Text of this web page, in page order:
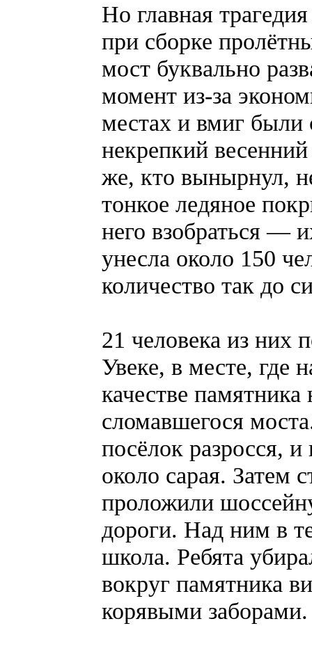
Но главная
при сборке
мост буквально
момент из-за
местах и вмиг
некрепкий
же, кто вынырнул,
тонкое ледяное
него взобраться —
унесла около 150
количество так до
21 человека из них
Увеке, в месте, где
качестве
сломавшегося
посёлок разросся,
около сарая. Затем
проложили
дороги. Над ним в
школа. Ребята
вокруг памятника
корявыми заборами.